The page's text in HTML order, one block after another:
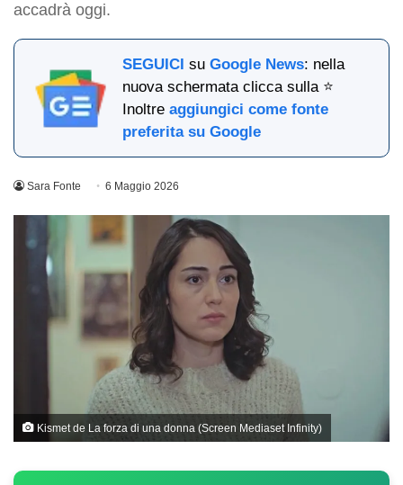
accadrà oggi.
SEGUICI suGoogle News: nella
nuova schermata clicca sulla ⭐
Inoltreaggiungici come fonte
preferita su Google
Sara Fonte 6 Maggio 2026
Kismet de La forza di una donna (Screen Mediaset Infinity)